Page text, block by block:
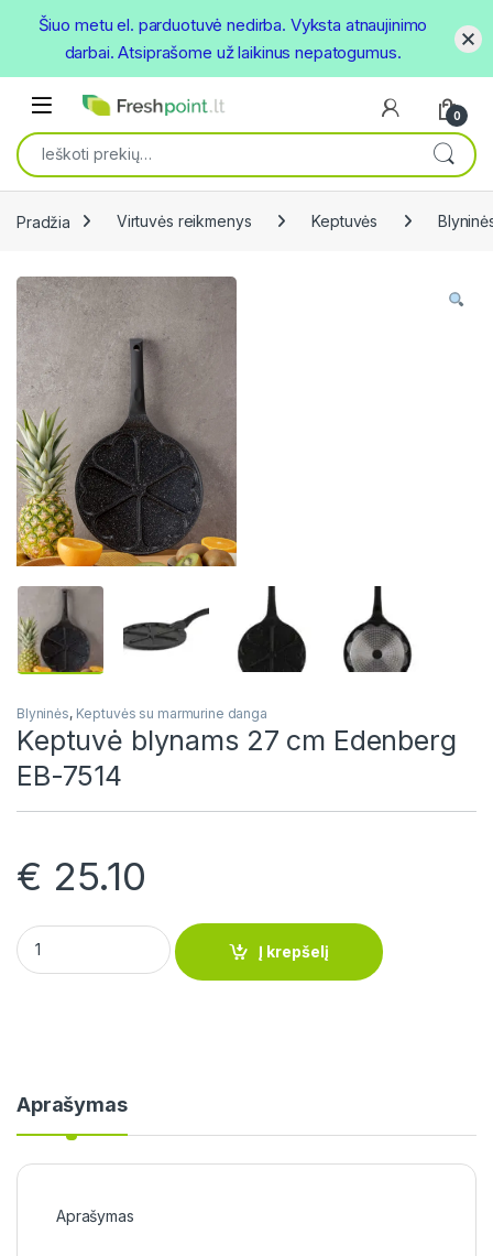
Open
0
Ieškoti:
Pradžia Virtuvės reikmenys Keptuvės
Blyninės, Keptuvės su marmurine danga
Keptuvė blynams 27 cm Edenberg
EB-7514
€ 25.10
Keptuvė blynams 27 cm Edenberg EB-7514 quantity
Į krepšelį
Aprašymas
Aprašymas
Šiuo metu el. parduotuvė nedirba. Vyksta atnaujinimo
darbai. Atsiprašome už laikinus nepatogumus.